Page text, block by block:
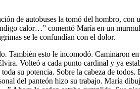
de autobuses la tomó del hombro,
calor…” comentó María en un
se le confundían con el dolor.
También esto le incomodó. Caminaron
Volteó a cada punto cardinal y ya
su potencia. Sobre la cabeza de
del panteón hizo su trabajo. María